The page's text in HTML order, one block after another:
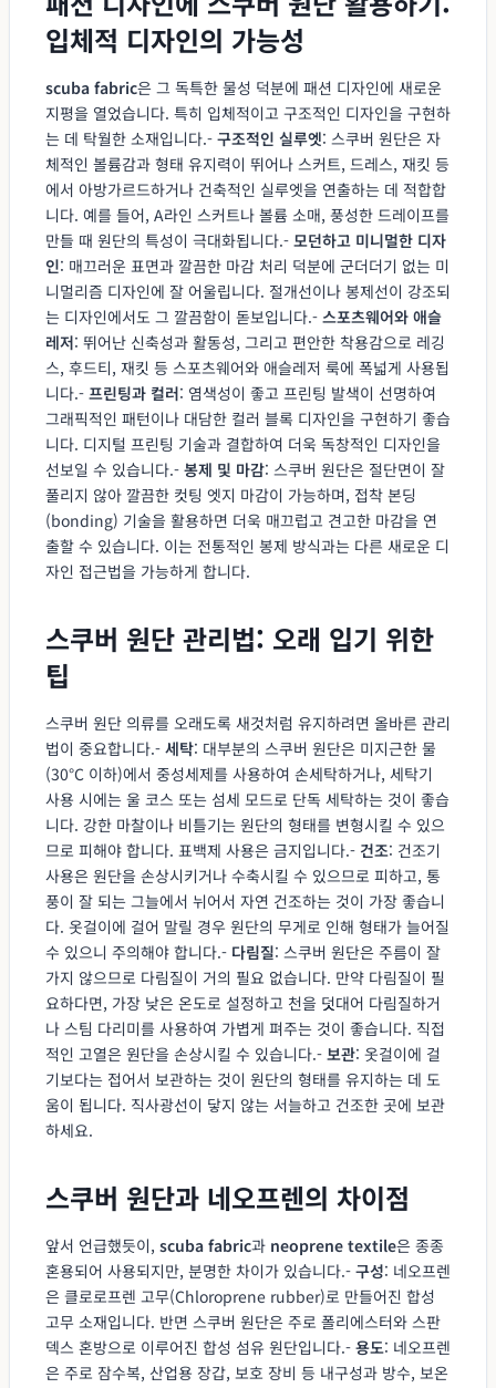
입체적 디자인의 가능성
scuba fabric은 그 독특한 물성 덕분에 패션 디자인에 새로운
지평을 열었습니다. 특히 입체적이고 구조적인 디자인을 구현하
는 데 탁월한 소재입니다.- 구조적인 실루엣: 스쿠버 원단은 자
체적인 볼륨감과 형태 유지력이 뛰어나 스커트, 드레스, 재킷 등
에서 아방가르드하거나 건축적인 실루엣을 연출하는 데 적합합
니다. 예를 들어, A라인 스커트나 볼륨 소매, 풍성한 드레이프를
만들 때 원단의 특성이 극대화됩니다.- 모던하고 미니멀한 디자
인: 매끄러운 표면과 깔끔한 마감 처리 덕분에 군더더기 없는 미
니멀리즘 디자인에 잘 어울립니다. 절개선이나 봉제선이 강조되
는 디자인에서도 그 깔끔함이 돋보입니다.- 스포츠웨어와 애슬
레저: 뛰어난 신축성과 활동성, 그리고 편안한 착용감으로 레깅
스, 후드티, 재킷 등 스포츠웨어와 애슬레저 룩에 폭넓게 사용됩
니다.- 프린팅과 컬러: 염색성이 좋고 프린팅 발색이 선명하여
그래픽적인 패턴이나 대담한 컬러 블록 디자인을 구현하기 좋습
니다. 디지털 프린팅 기술과 결합하여 더욱 독창적인 디자인을
선보일 수 있습니다.- 봉제 및 마감: 스쿠버 원단은 절단면이 잘
풀리지 않아 깔끔한 컷팅 엣지 마감이 가능하며, 접착 본딩
(bonding) 기술을 활용하면 더욱 매끄럽고 견고한 마감을 연
출할 수 있습니다. 이는 전통적인 봉제 방식과는 다른 새로운 디
자인 접근법을 가능하게 합니다.
스쿠버 원단 관리법: 오래 입기 위한
팁
스쿠버 원단 의류를 오래도록 새것처럼 유지하려면 올바른 관리
법이 중요합니다.- 세탁: 대부분의 스쿠버 원단은 미지근한 물
(30°C 이하)에서 중성세제를 사용하여 손세탁하거나, 세탁기
사용 시에는 울 코스 또는 섬세 모드로 단독 세탁하는 것이 좋습
니다. 강한 마찰이나 비틀기는 원단의 형태를 변형시킬 수 있으
므로 피해야 합니다. 표백제 사용은 금지입니다.- 건조: 건조기
사용은 원단을 손상시키거나 수축시킬 수 있으므로 피하고, 통
풍이 잘 되는 그늘에서 뉘어서 자연 건조하는 것이 가장 좋습니
다. 옷걸이에 걸어 말릴 경우 원단의 무게로 인해 형태가 늘어질
수 있으니 주의해야 합니다.- 다림질: 스쿠버 원단은 주름이 잘
가지 않으므로 다림질이 거의 필요 없습니다. 만약 다림질이 필
요하다면, 가장 낮은 온도로 설정하고 천을 덧대어 다림질하거
나 스팀 다리미를 사용하여 가볍게 펴주는 것이 좋습니다. 직접
적인 고열은 원단을 손상시킬 수 있습니다.- 보관: 옷걸이에 걸
기보다는 접어서 보관하는 것이 원단의 형태를 유지하는 데 도
움이 됩니다. 직사광선이 닿지 않는 서늘하고 건조한 곳에 보관
하세요.
스쿠버 원단과 네오프렌의 차이점
앞서 언급했듯이, scuba fabric과 neoprene textile은 종종
혼용되어 사용되지만, 분명한 차이가 있습니다.- 구성: 네오프렌
은 클로로프렌 고무(Chloroprene rubber)로 만들어진 합성
고무 소재입니다. 반면 스쿠버 원단은 주로 폴리에스터와 스판
덱스 혼방으로 이루어진 합성 섬유 원단입니다.- 용도: 네오프렌
은 주로 잠수복, 산업용 장갑, 보호 장비 등 내구성과 방수, 보온